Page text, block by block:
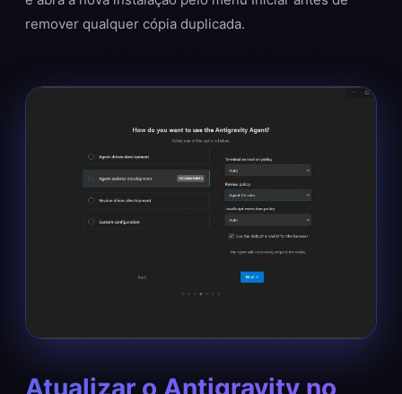
remover qualquer cópia duplicada.
Atualizar o Antigravity no